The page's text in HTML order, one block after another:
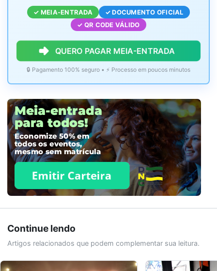
✓ MEIA-ENTRADA
✓ DOCUMENTO OFICIAL
✓ QR CODE VÁLIDO
QUERO PAGAR MEIA-ENTRADA
🔒 Pagamento 100% seguro • ⚡ Processo em poucos minutos
Continue lendo
Artigos relacionados que podem complementar sua leitura.